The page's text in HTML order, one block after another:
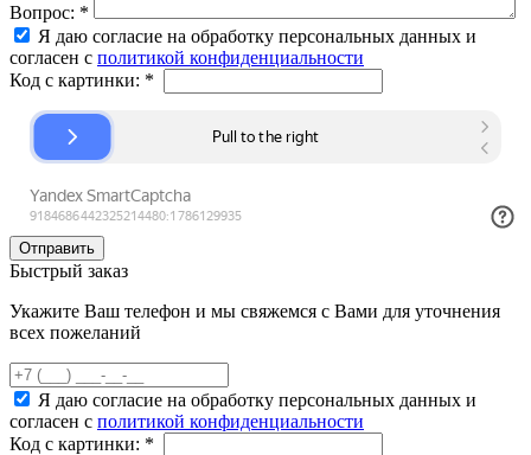
Вопрос: *
Я даю согласие на обработку персональных данных и
согласен с политикой конфиденциальности
Код с картинки: *
Быстрый заказ
Укажите Ваш телефон и мы свяжемся с Вами для уточнения
всех пожеланий
Я даю согласие на обработку персональных данных и
согласен с политикой конфиденциальности
Код с картинки: *